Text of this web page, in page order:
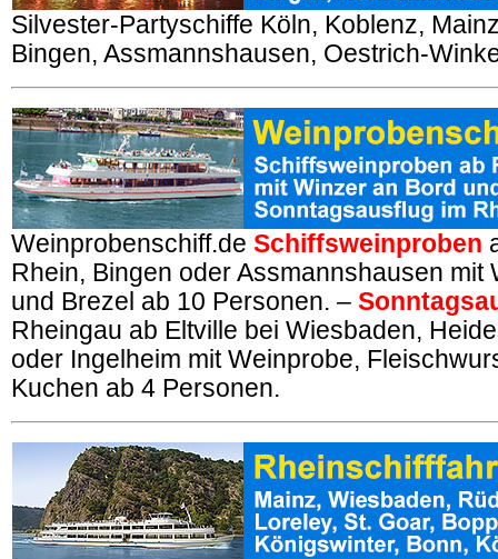
Silvester-Partyschiffe Köln, Koblenz,
Bingen, Assmannshausen, Oestrich-
Weinprobenschiff.de Schiffsweinproben
Rhein, Bingen oder Assmannshausen mit
und Brezel ab 10 Personen. –
Rheingau ab Eltville bei Wiesbaden,
oder Ingelheim mit Weinprobe,
Kuchen ab 4 Personen.